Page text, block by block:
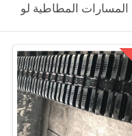
المسارات المطاطية لودر